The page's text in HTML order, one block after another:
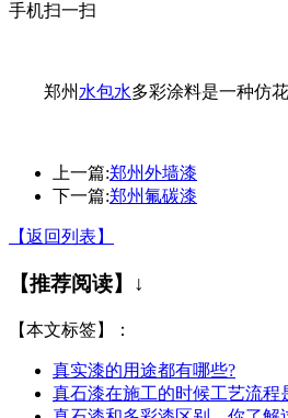
手机扫一扫
郑州 水包水多彩涂料是一种仿
上一篇:郑州外墙漆
下一篇:郑州氟碳漆
【返回列表】
【推荐阅读】↓
【本文标签】：
真实漆的用途都有哪些?
真石漆在施工的时候工艺流程